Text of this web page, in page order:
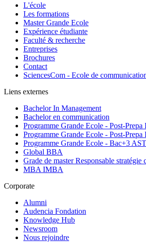
L'école
Les formations
Master Grande Ecole
Expérience étudiante
Faculté & recherche
Entreprises
Brochures
Contact
SciencesCom - Ecole de
Liens externes
Bachelor In Management
Bachelor en communication
Programme Grande Ecole - Post-Prepa
Programme Grande Ecole - Post-Prepa
Programme Grande Ecole - Bac+3
Global BBA
Grade de master Responsable stratégie
MBA IMBA
Corporate
Alumni
Audencia Fondation
Knowledge Hub
Newsroom
Nous rejoindre